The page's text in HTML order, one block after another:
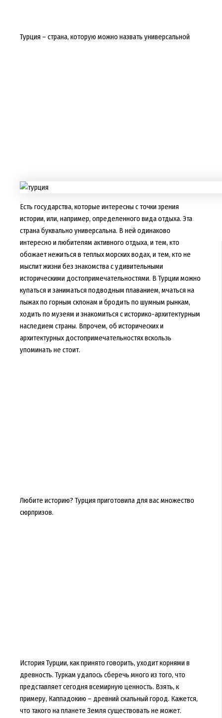
Турция – страна, которую можно назвать универсальной
Есть государства, которые интересны с точки зрения
истории, или, например, определенного вида отдыха. Эта
страна буквально универсальна. В ней одинаково
интересно и любителям активного отдыха, и тем, кто
обожает нежиться в теплых морских водах, и тем, кто не
мыслит жизни без знакомства с удивительными
историческими достопримечательностями. В Турции можно
купаться и заниматься подводным плаванием, мчаться на
лыжах по горным склонам и бродить по шумным рынкам,
ходить по музеям и знакомиться с историко-архитектурным
наследием страны. Впрочем, об исторических и
архитектурных достопримечательностях вскользь
упоминать не стоит.
Любите историю? Турция приготовила для вас множество
сюрпризов.
История Турции, как принято говорить, уходит корнями в
древность. Туркам удалось сберечь много из того, что
представляет сегодня всемирную ценность. Взять, к
примеру, Каппадокию – древний скальный город. Кажется,
что такого на планете Земля существовать не может.